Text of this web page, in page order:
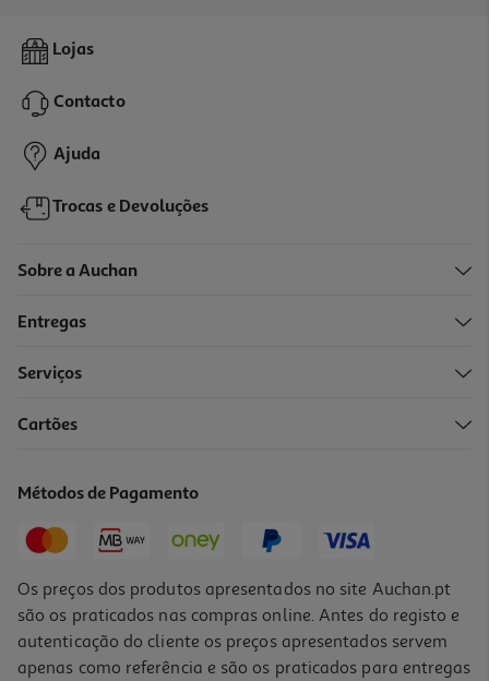
Forno Multifunções Candy Fidc X625 L Inox A+ 70l
319,99 €
-20%
Price reduced from
499,99 €to
Promoção
Lojas
Contacto
Ajuda
Trocas e Devoluções
Sobre a Auchan
Entregas
Serviços
Cartões
Métodos de Pagamento
Os preços dos produtos apresentados no site Auchan.pt
são os praticados nas compras online. Antes do registo e
autenticação do cliente os preços apresentados servem
apenas como referência e são os praticados para entregas